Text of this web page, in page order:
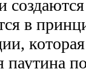
в
паутина